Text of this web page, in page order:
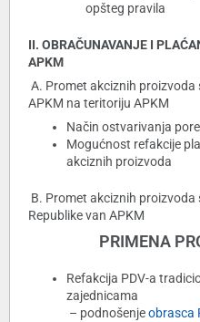
opšteg pravila
II. OBRAČUNAVANJE I
APKM
A. Promet akciznih proizvoda
APKM na teritoriju APKM
Način ostvarivanja
Mogućnost refakcije
akciznih proizvoda
B. Promet akciznih
Republike van APKM
PRIMENA
Refakcija PDV-a
zajednicama
– podnošenjeobrasca